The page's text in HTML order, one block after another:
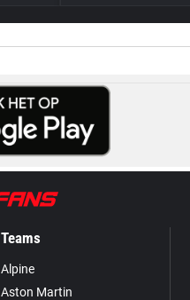
Teams
Alpine
Aston Martin